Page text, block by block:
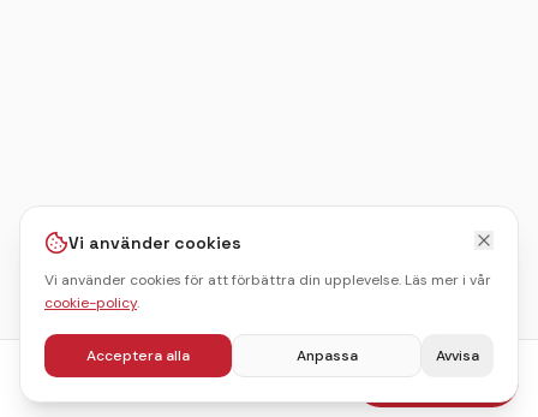
fr.995kr/pers Boka julbord
Vi använder cookies
Vi använder cookies för att förbättra din upplevelse. Läs mer i vår
cookie-policy.
Acceptera alla Anpassa Avvisa